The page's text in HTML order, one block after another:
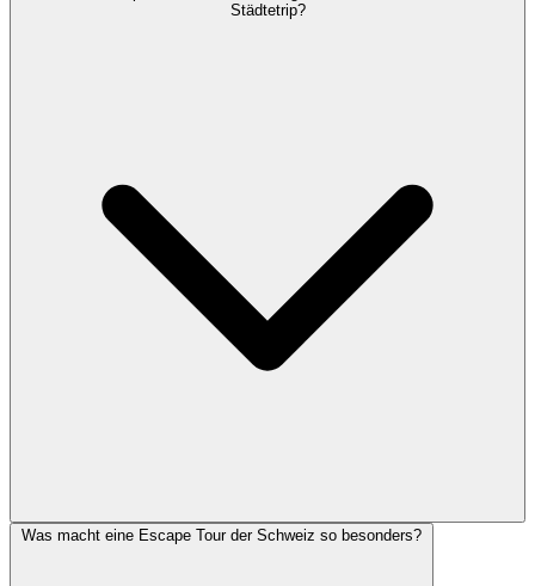
Städtetrip?
Was macht eine Escape Tour der Schweiz so besonders?